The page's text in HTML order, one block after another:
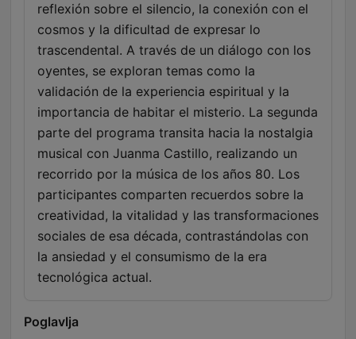
reflexión sobre el silencio, la conexión con el
cosmos y la dificultad de expresar lo
trascendental. A través de un diálogo con los
oyentes, se exploran temas como la
validación de la experiencia espiritual y la
importancia de habitar el misterio. La segunda
parte del programa transita hacia la nostalgia
musical con Juanma Castillo, realizando un
recorrido por la música de los años 80. Los
participantes comparten recuerdos sobre la
creatividad, la vitalidad y las transformaciones
sociales de esa década, contrastándolas con
la ansiedad y el consumismo de la era
tecnológica actual.
Poglavlja